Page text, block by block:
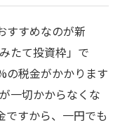
すすめなのが新
たて投資枠」で
の税金がかかります
一切かからなくな
ですから、一円でも